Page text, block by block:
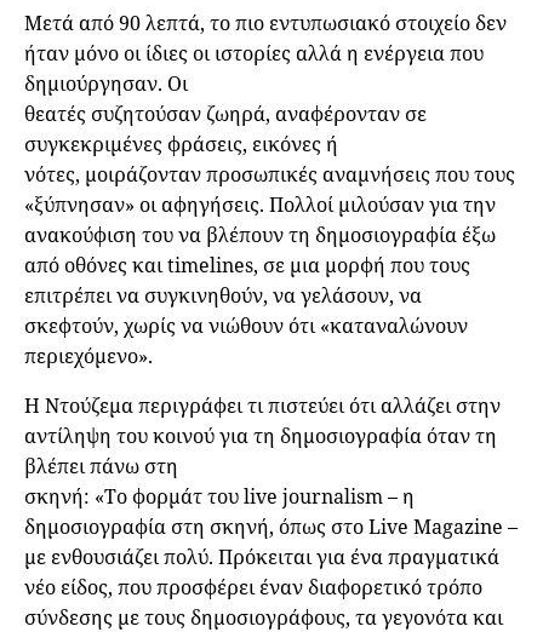
Μετά από 90 λεπτά, το πιο εντυπωσιακό στοιχείο δεν
ήταν μόνο οι ίδιες οι ιστορίες αλλά η ενέργεια που
δημιούργησαν. Οι
θεατές συζητούσαν ζωηρά, αναφέρονταν σε
συγκεκριμένες φράσεις, εικόνες ή
νότες, μοιράζονταν προσωπικές αναμνήσεις που τους
«ξύπνησαν» οι αφηγήσεις. Πολλοί μιλούσαν για την
ανακούφιση του να βλέπουν τη δημοσιογραφία έξω
από οθόνες και timelines, σε μια μορφή που τους
επιτρέπει να συγκινηθούν, να γελάσουν, να
σκεφτούν, χωρίς να νιώθουν ότι «καταναλώνουν
περιεχόμενο».
Η Ντούζεμα περιγράφει τι πιστεύει ότι αλλάζει στην
αντίληψη του κοινού για τη δημοσιογραφία όταν τη
βλέπει πάνω στη
σκηνή: «Το φορμάτ του live journalism – η
δημοσιογραφία στη σκηνή, όπως στο Live Magazine –
με ενθουσιάζει πολύ. Πρόκειται για ένα πραγματικά
νέο είδος, που προσφέρει έναν διαφορετικό τρόπο
σύνδεσης με τους δημοσιογράφους, τα γεγονότα και